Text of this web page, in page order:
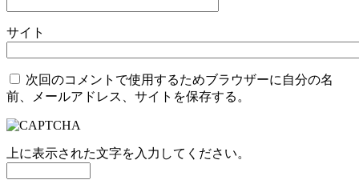
サイト
次回のコメントで使用するためブラウザーに自分の名
前、メールアドレス、サイトを保存する。
上に表示された文字を入力してください。